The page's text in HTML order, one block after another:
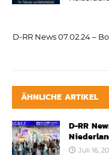
D-RR News 07.02.24 –
ÄHNLICHE ARTIKEL
D-RR
Juli 16,